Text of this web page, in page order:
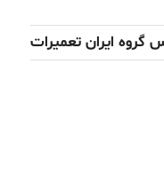
گروه ایران تعمیرات